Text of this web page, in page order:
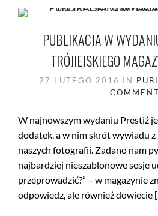
PUBLIKACJA W
TRÓJIEJSKIEGO
27 LUTEGO 2016 IN
COMMENT
W najnowszym wydaniu Prestiż
dodatek, a w nim skrót wywiadu
naszych fotografii. Zadano nam
najbardziej nieszablonowe sesje
przeprowadzić?” – w magazynie
odpowiedz, ale również dowiecie